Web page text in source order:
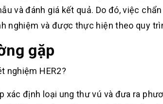
và đánh giá kết quả. Do đó, việc
nghiệm và được thực hiện theo quy
gặp
nghiệm HER2?
xác định loại ung thư vú và đưa ra